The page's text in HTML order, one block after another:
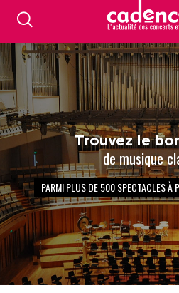
Trouvez le
de musique
PARMI PLUS DE 500 SPECTACLES À